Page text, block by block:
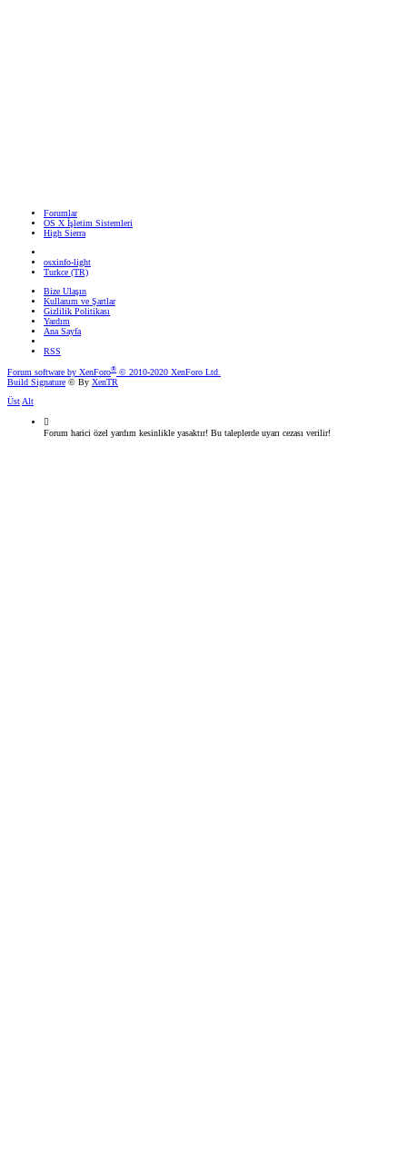
Forumlar
OS X İşletim Sistemleri
High Sierra
osxinfo-light
Turkce (TR)
Bize Ulaşın
Kullanım ve Şartlar
Gizlilik Politikası
Yardım
Ana Sayfa
RSS
Forum software by XenForo® © 2010-2020 XenForo Ltd.
Build Signature © By XenTR
ÜstAlt
Forum harici özel yardım kesinlikle yasaktır! Bu taleplerde uyarı cezası verilir!